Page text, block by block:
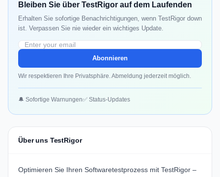
Bleiben Sie über TestRigor auf dem Laufenden
Erhalten Sie sofortige Benachrichtigungen, wenn TestRigor down
ist. Verpassen Sie nie wieder ein wichtiges Update.
Abonnieren
Wir respektieren Ihre Privatsphäre. Abmeldung jederzeit möglich.
🔔 Sofortige Warnungen✅ Status-Updates
Über uns TestRigor
Optimieren Sie Ihren Softwaretestprozess mit TestRigor –